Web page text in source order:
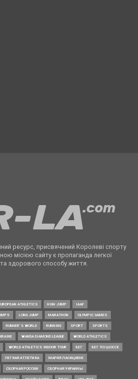
ресурс, присвячений Королеві спорту
місією сайту є пропаганда легкої
здорового способу життя.
ATHLETICS HIGH JUMP IAAF
LONG JUMP MARATHON OLYMPIC GAMES
RUNNER’S WORLD RUNNING SPORT SPORTS
WANDA DIAMOND LEAGUE WORLD ATHLETICS
WORLD ATHLETICS INDOOR TOUR БЕГ БЕГ ПО ШОССЕ
ЛЕГКАЯ АТЛЕТИКА МАРИЯ ЛАСИЦКЕНЕ
СБОРНАЯ РОССИИ СБОРНАЯ УКРАИНЫ